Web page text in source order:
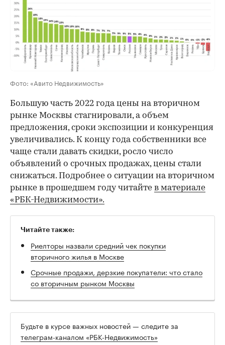
Фото: «Авито Недвижимость»
Большую часть 2022 года цены на вторичном
рынке Москвы стагнировали, а объем
предложения, сроки экспозиции и конкуренция
увеличивались. К концу года собственники все
чаще стали давать скидки, росло число
объявлений о срочных продажах, цены стали
снижаться. Подробнее о ситуации на вторичном
рынке в прошедшем году читайте в материале
«РБК-Недвижимости».
Читайте также:
Риелторы назвали средний чек покупки
вторичного жилья в Москве
Срочные продажи, дерзкие покупатели: что стало
со вторичным рынком Москвы
Будьте в курсе важных новостей — следите за
телеграм-каналом «РБК-Недвижимость»